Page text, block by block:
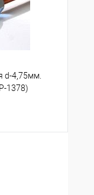
d-4,75мм.
1378)